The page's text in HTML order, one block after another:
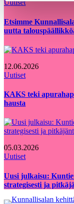
Uutiset
Etsimme
uutta
12.06.2026
Uutiset
KAKS teki
hausta
05.03.2026
Uutiset
Uusi julkaisu:
strategisesti ja